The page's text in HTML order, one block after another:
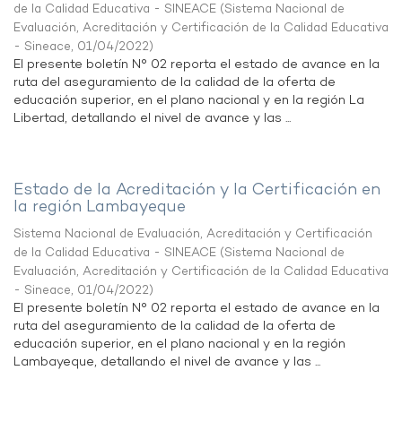
de la Calidad Educativa - SINEACE (Sistema Nacional de
Evaluación, Acreditación y Certificación de la Calidad Educativa
- Sineace, 01/04/2022)
El presente boletín N° 02 reporta el estado de avance en la
ruta del aseguramiento de la calidad de la oferta de
educación superior, en el plano nacional y en la región La
Libertad, detallando el nivel de avance y las ...
Estado de la Acreditación y la Certificación en
la región Lambayeque
Sistema Nacional de Evaluación, Acreditación y Certificación
de la Calidad Educativa - SINEACE (Sistema Nacional de
Evaluación, Acreditación y Certificación de la Calidad Educativa
- Sineace, 01/04/2022)
El presente boletín N° 02 reporta el estado de avance en la
ruta del aseguramiento de la calidad de la oferta de
educación superior, en el plano nacional y en la región
Lambayeque, detallando el nivel de avance y las ...